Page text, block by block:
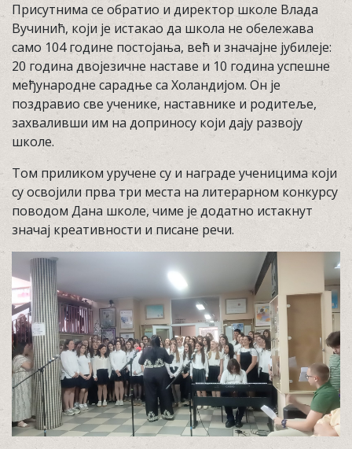
Присутнима се обратио и директор школе Влада
Вучинић, који је истакао да школа не обележава
само 104 године постојања, већ и значајне јубилеје:
20 година двојезичне наставе и 10 година успешне
међународне сарадње са Холандијом. Он је
поздравио све ученике, наставнике и родитеље,
захваливши им на доприносу који дају развоју
школе.
Том приликом уручене су и награде ученицима који
су освојили прва три места на литерарном конкурсу
поводом Дана школе, чиме је додатно истакнут
значај креативности и писане речи.